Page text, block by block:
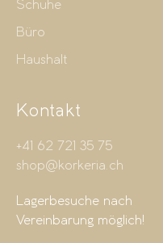
Schuhe
Büro
Haushalt
Kontakt
+41 62 721 35 75
shop@korkeria.ch
Lagerbesuche nach
Vereinbarung möglich!